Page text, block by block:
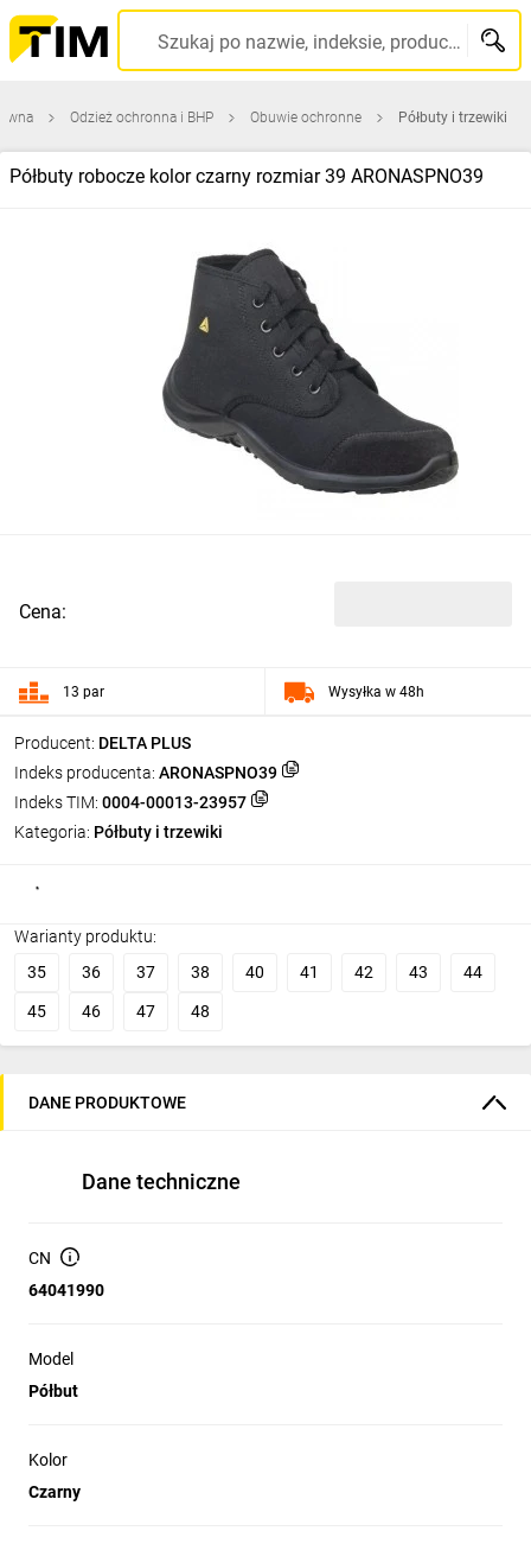
Szukaj po nazwie, indeksie, producencie, kodzie kreskowym...
Odzież ochronna i BHP Obuwie ochronne Półbuty i trzewiki
Półbuty robocze kolor czarny rozmiar 39 ARONASPNO39
Producent: DELTA PLUS
Indeks producenta: ARONASPNO39
Indeks TIM: 0004-00013-23957
Kategoria: Półbuty i trzewiki
Warianty produktu:
35
36 37 38 40 41 42 43 44
45 46 47 48
Cena:
13 par Wysyłka w 48h
DANE PRODUKTOWE
Dane techniczne
CN
64041990
Model
Półbut
Kolor
Czarny